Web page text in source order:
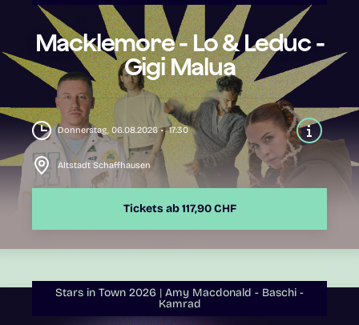
Macklemore - Lo & Leduc -
Gigi Malua
Donnerstag, 06.08.2026 17:30
Altstadt Schaffhausen
Tickets ab 117,90 CHF
Stars in Town 2026
Amy Macdonald - Baschi -
Kamrad